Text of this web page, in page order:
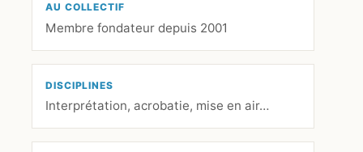
AU COLLECTIF
Membre fondateur depuis 2001
DISCIPLINES
Interprétation, acrobatie, mise en air…